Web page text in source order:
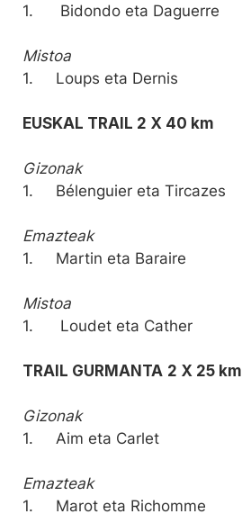
1. Bidondo eta Daguerre
Mistoa
1. Loups eta Dernis
EUSKAL TRAIL 2 X 40 km
Gizonak
1. Bélenguier eta Tircazes
Emazteak
1. Martin eta Baraire
Mistoa
1. Loudet eta Cather
TRAIL GURMANTA 2 X 25 km
Gizonak
1. Aim eta Carlet
Emazteak
1. Marot eta Richomme